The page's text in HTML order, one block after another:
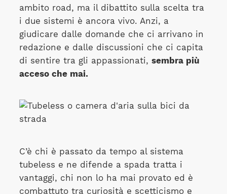
ambito road, ma il dibattito sulla scelta tra
i due sistemi è ancora vivo. Anzi, a
giudicare dalle domande che ci arrivano in
redazione e dalle discussioni che ci capita
di sentire tra gli appassionati, sembra più
acceso che mai.
C’è chi è passato da tempo al sistema
tubeless e ne difende a spada tratta i
vantaggi, chi non lo ha mai provato ed è
combattuto tra curiosità e scetticismo e